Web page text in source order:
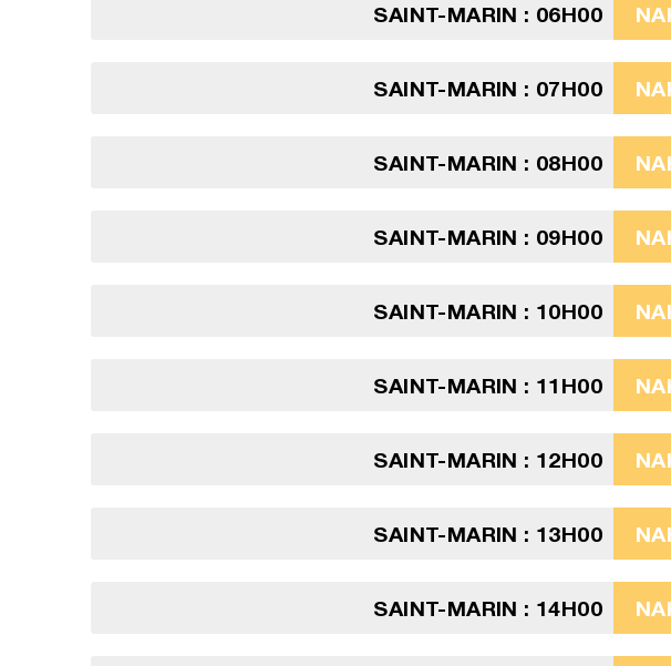
SAINT-MARIN : 06H00
SAINT-MARIN : 07H00
SAINT-MARIN : 08H00
SAINT-MARIN : 09H00
SAINT-MARIN : 10H00
SAINT-MARIN : 11H00
SAINT-MARIN : 12H00
SAINT-MARIN : 13H00
SAINT-MARIN : 14H00